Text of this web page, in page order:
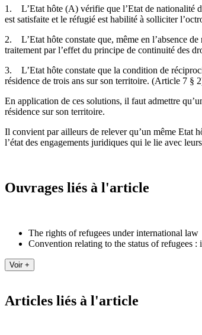
1. L’Etat hôte (A) vérifie que l’Etat de nationalité
est satisfaite et le réfugié est habilité à solliciter
2. L’Etat hôte constate que, même en l’absence
traitement par l’effet du principe de continuité des
3. L’Etat hôte constate que la condition de
résidence de trois ans sur son territoire. (Article 7 §
En application de ces solutions, il faut admettre
résidence sur son territoire.
Il convient par ailleurs de relever qu’un même Etat
l’état des engagements juridiques qui le lie avec
Ouvrages liés à l'article
The rights of refugees under international law
Convention relating to the status of refugees
Articles liés à l'article